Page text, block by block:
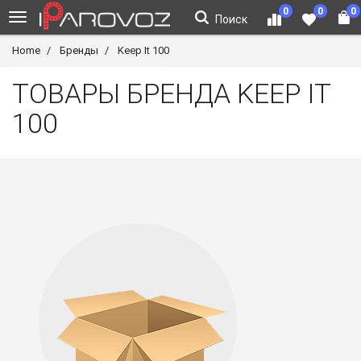
Поиск
0 0 0
Home Бренды Keep It 100
ТОВАРЫ БРЕНДА KEEP IT
100